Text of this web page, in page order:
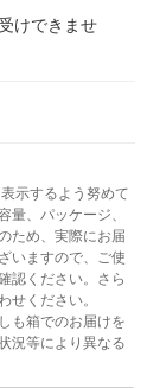
けできませ
示するよう努めて
量、パッケージ、
ため、実際にお届
いますので、ご使
認ください。さら
せください。
も箱でのお届けを
況等により異なる